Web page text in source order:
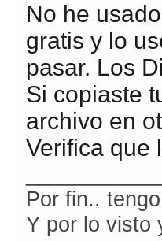
No he
gratis y lo
pasar. Los
Si copiaste
archivo en
Verifica que
Por fin..
Y por lo visto